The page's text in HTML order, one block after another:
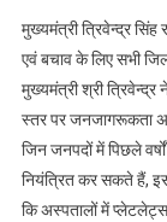
मुख्यमंत्री त्रिवेन्द्र
एवं बचाव के लिए सभी
मुख्यमंत्री श्री त्रिवेन्द्र
स्तर पर जनजागरूकता
जिन जनपदों में पिछले
नियंत्रित कर सकते हैं,
कि अस्पतालों में प्लेटलेट्स